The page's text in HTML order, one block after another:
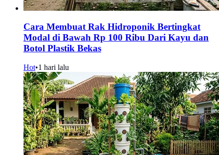
Cara Membuat Rak Hidroponik Bertingkat
Modal di Bawah Rp 100 Ribu Dari Kayu dan
Botol Plastik Bekas
Hot•1 hari lalu